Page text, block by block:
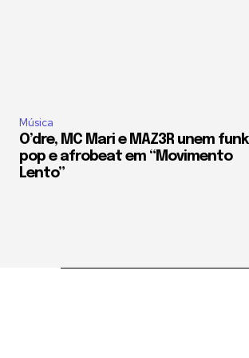
Música
O’dre, MC Mari e MAZ3R unem funk
pop e afrobeat em “Movimento
Lento”